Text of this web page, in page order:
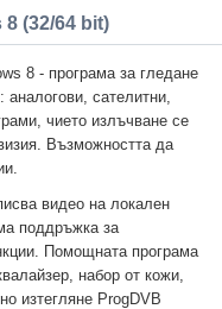
(32/64 bit)
8 - програма за гледане
аналогови, сателитни,
чието излъчване се
Възможността да
видео на локален
поддръжка за
Помощната програма
набор от кожи,
изтегляне ProgDVB